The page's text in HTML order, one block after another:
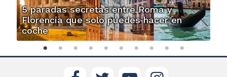
5 paradas secretas entre Roma y
Florencia que solo puedes hacer en
coche